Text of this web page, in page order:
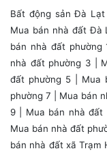
Bất động sản Đà
Mua bán nhà đất Đà
bán nhà đất phường
nhà đất phường 3|
đất phường 5| Mua
phường 7
Mua bán
9
Mua bán nhà đất
Mua bán nhà đất
bán nhà đất xã Trạm